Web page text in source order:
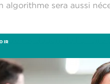
algorithme sera aussi
révélation de l'affaire
journalisme EFJ